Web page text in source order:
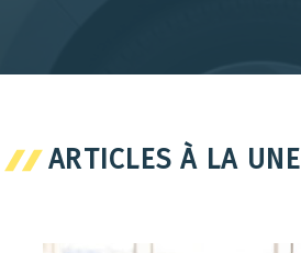
ARTICLES À LA UNE